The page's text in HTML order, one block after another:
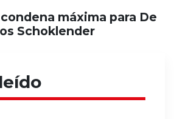
máxima para De
Schoklender